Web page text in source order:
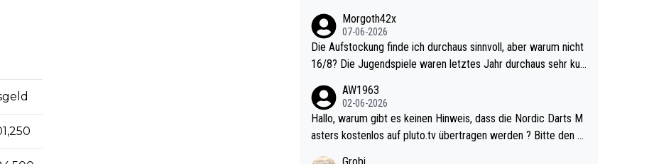
Morgoth42x
07-06-2026
Die Aufstockung finde ich durchaus sinnvoll, aber warum nicht
16/8? Die Jugendspiele waren letztes Jahr durchaus sehr kur
l. Allerdings ist Mitchell Lawrie als Nummer 1 der Welt eh quali
fiziert. Somit ändert die automatische Qualifikation des Weltm
eisters erstmal nichts. Ich denke sie wollen damit für nächste
AW1963
02-06-2026
Hallo, warum gibt es keinen Hinweis, dass die Nordic Darts M
asters kostenlos auf pluto.tv übertragen werden ? Bitte den A